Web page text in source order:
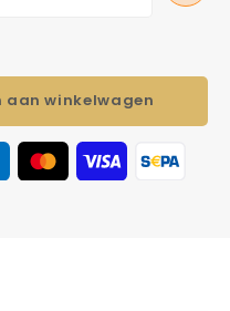
aan winkelwagen